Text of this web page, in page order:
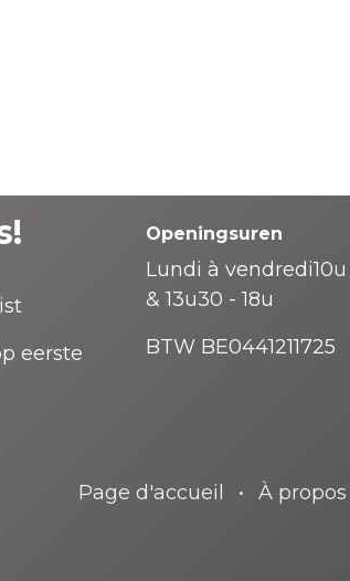
eerste
Openingsuren
Lundi à vendredi10u
& 13u30 - 18u
BTW BE0441211725
Page d'accueil • À